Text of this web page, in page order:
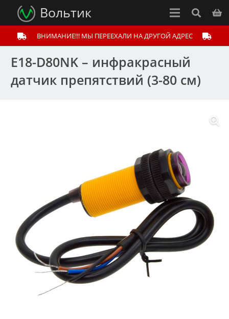
Вольтик
ВНИМАНИЕ!!! МЫ ПЕРЕЕХАЛИ НА ДРУГОЙ АДРЕС
E18-D80NK – инфракрасный
датчик препятствий (3-80 см)